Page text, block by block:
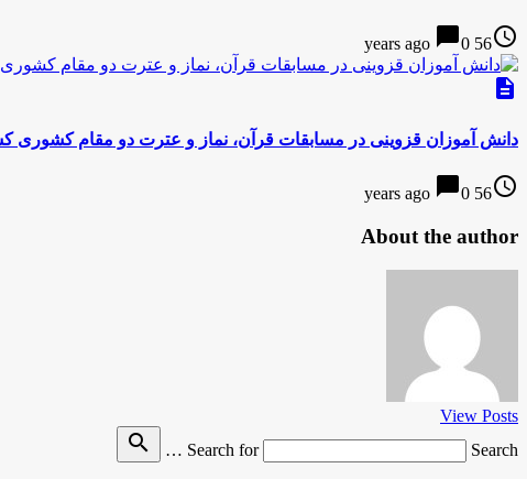
access_time
56 years ago
chat_bubble0
description
دانش آموزان قزوینی در مسابقات قرآن، نماز و عترت دو مقام کشوری
access_time
56 years ago
chat_bubble0
About the author
View Posts
Search for
Search …
search